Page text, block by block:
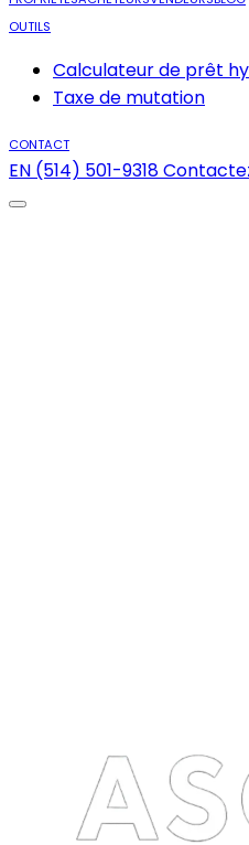
OUTILS
Calculateur de prêt
Taxe de mutation
CONTACT
EN (514) 501-9318